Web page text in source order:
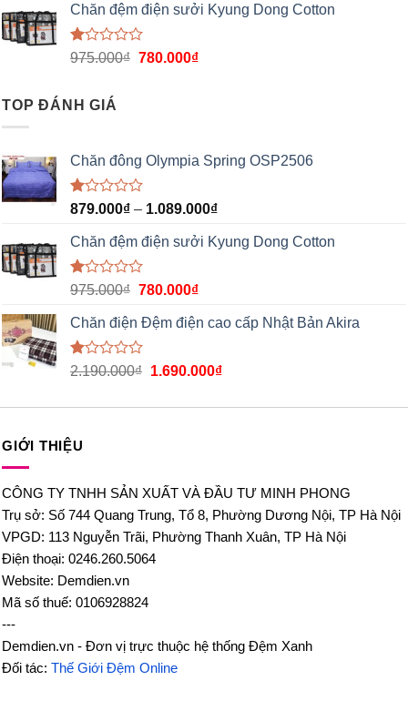
Chăn đệm điện sưởi Kyung Dong Cotton
Được
1.00
5
975.000₫ 780.000₫
TOP ĐÁNH GIÁ
Chăn đông Olympia Spring OSP2506
Được
hạng
1.00
5
879.000₫ – 1.089.000₫
Chăn đệm điện sưởi Kyung Dong Cotton
Được
hạng
1.00
5
975.000₫ 780.000₫
Chăn điện Đệm điện cao cấp Nhật Bản Akira
Được
1.00
sao
2.190.000₫ 1.690.000₫
GIỚI THIỆU
CÔNG TY TNHH SẢN XUẤT VÀ ĐẦU TƯ MINH PHONG
Trụ sở: Số 744 Quang Trung, Tổ 8, Phường Dương Nội, TP Hà Nội
VPGD: 113 Nguyễn Trãi, Phường Thanh Xuân, TP Hà Nội
Điện thoại: 0246.260.5064
Website: Demdien.vn
Mã số thuế: 0106928824
---
Demdien.vn - Đơn vị trực thuộc hệ thống Đệm Xanh
Đối tác: Thế Giới Đệm Online